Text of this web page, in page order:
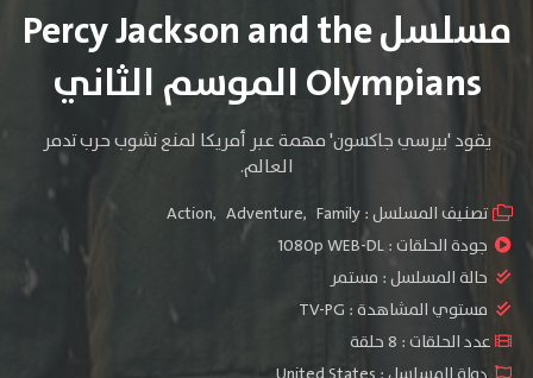
مسلسل Percy Jackson and the
Olympians الموسم الثاني
يقود 'بيرسي جاكسون' مهمة عبر أمريكا لمنع نشوب حرب تدمر
العالم.
تصنيف المسلسل : Action, Adventure, Family
جودة الحلقات :1080p WEB-DL
حالة المسلسل : مستمر
مستوي المشاهدة : TV-PG
عدد الحلقات : 8 حلقة